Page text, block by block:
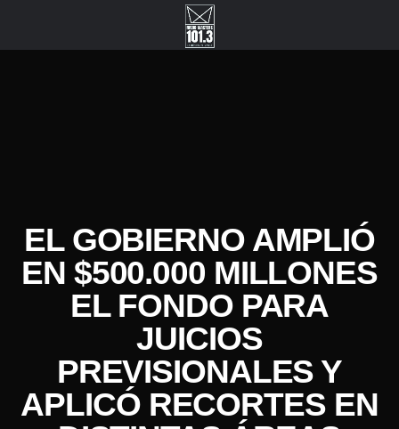
EL GOBIERNO AMPLIÓ
EN $500.000 MILLONES
EL FONDO PARA
JUICIOS
PREVISIONALES Y
APLICÓ RECORTES EN